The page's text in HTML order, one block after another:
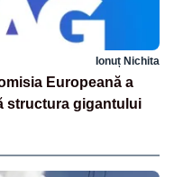
Ionuț Nichita
Europeană a
structura gigantului